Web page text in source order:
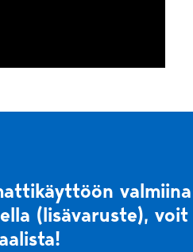
valmiina
(lisävaruste), voit